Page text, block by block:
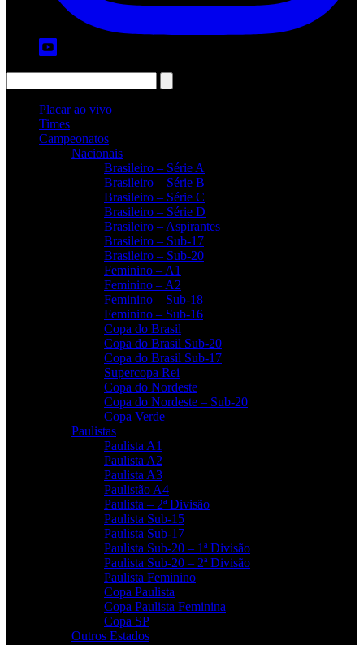
Placar ao vivo
Times
Campeonatos
Nacionais
Brasileiro – Série A
Brasileiro – Série B
Brasileiro – Série C
Brasileiro – Série D
Brasileiro – Aspirantes
Brasileiro – Sub-17
Brasileiro – Sub-20
Feminino – A1
Feminino – A2
Feminino – Sub-18
Feminino – Sub-16
Copa do Brasil
Copa do Brasil Sub-20
Copa do Brasil Sub-17
Supercopa Rei
Copa do Nordeste
Copa do Nordeste – Sub-20
Copa Verde
Paulistas
Paulista A1
Paulista A2
Paulista A3
Paulistão A4
Paulista – 2ª Divisão
Paulista Sub-15
Paulista Sub-17
Paulista Sub-20 – 1ª Divisão
Paulista Sub-20 – 2ª Divisão
Paulista Feminino
Copa Paulista
Copa Paulista Feminina
Copa SP
Outros Estados